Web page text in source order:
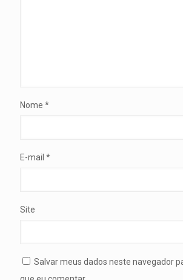
Nome *
E-mail *
Site
Salvar meus dados neste navegador